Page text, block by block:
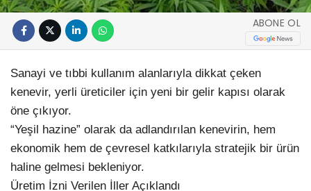
ABONE OL
Sanayi ve tıbbi kullanım alanlarıyla dikkat çeken
kenevir, yerli üreticiler için yeni bir gelir kapısı olarak
öne çıkıyor.
“Yeşil hazine” olarak da adlandırılan kenevirin, hem
ekonomik hem de çevresel katkılarıyla stratejik bir ürün
haline gelmesi bekleniyor.
Üretim İzni Verilen İller Açıklandı